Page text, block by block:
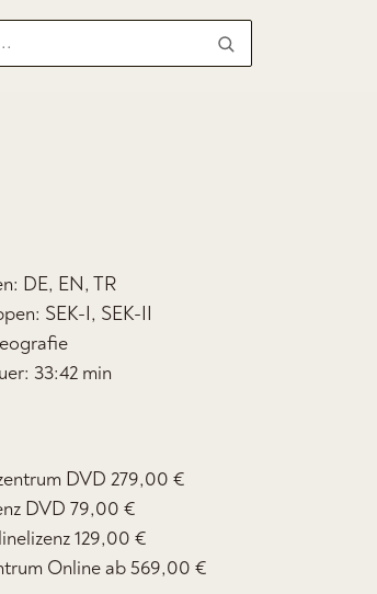
DE, EN, TR
SEK-I, SEK-II
33:42 min
DVD 279,00 €
DVD 79,00 €
129,00 €
Online ab569,00 €